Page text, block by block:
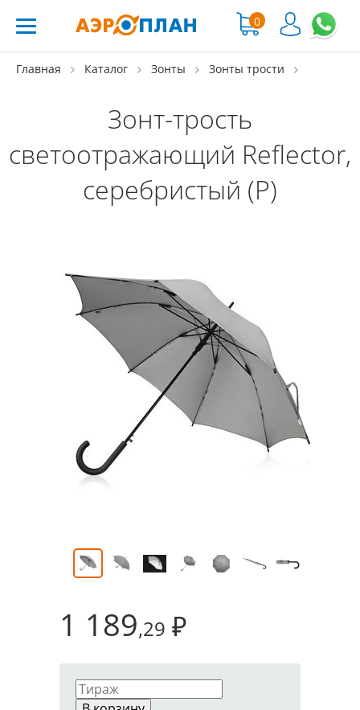
0
Главная Каталог Зонты Зонты трости
Зонт-трость
светоотражающий Reflector,
серебристый (Р)
1 189,29 ₽